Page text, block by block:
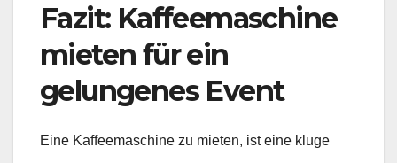
Fazit: Kaffeemaschine
mieten für ein
gelungenes Event
Eine Kaffeemaschine zu mieten, ist eine kluge